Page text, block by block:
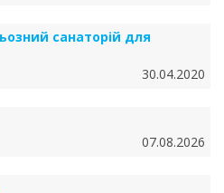
санаторій для
30.04.2020
07.08.2026